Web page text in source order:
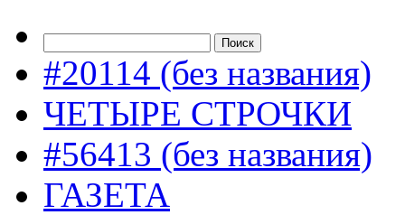
#20114 (без названия)
ЧЕТЫРЕ СТРОЧКИ
#56413 (без названия)
ГАЗЕТА